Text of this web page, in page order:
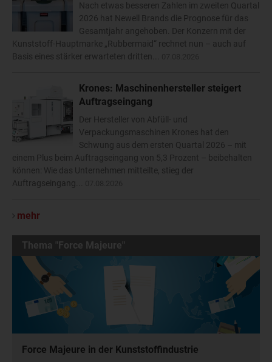
Nach etwas besseren Zahlen im zweiten Quartal
2026 hat Newell Brands die Prognose für das
Gesamtjahr angehoben. Der Konzern mit der
Kunststoff-Hauptmarke „Rubbermaid“ rechnet nun – auch auf
Basis eines stärker erwarteten dritten...
Krones: Maschinenhersteller steigert
Auftragseingang
Der Hersteller von Abfüll- und
Verpackungsmaschinen Krones hat den
Schwung aus dem ersten Quartal 2026 – mit
einem Plus beim Auftragseingang von 5,3 Prozent – beibehalten
können: Wie das Unternehmen mitteilte, stieg der
Auftragseingang...
mehr
Thema "Force Majeure"
Force Majeure in der Kunststoffindustrie